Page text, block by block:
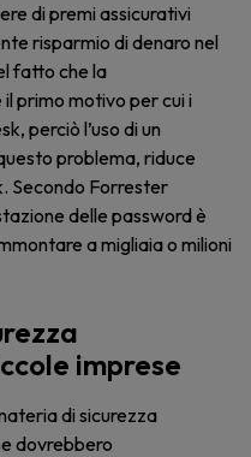
di premi assicurativi
risparmio di denaro nel
fatto che la
primo motivo per cui i
perciò l’uso di un
problema, riduce
Secondo Forrester
delle password è
a migliaia o milioni
imprese
di sicurezza
dovrebbero